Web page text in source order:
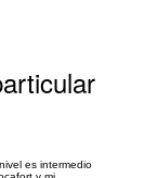
es intermedio